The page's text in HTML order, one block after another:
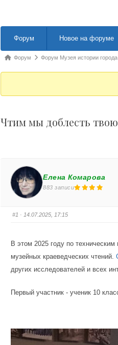
Форум
Новое на форуме
Форум breadcrumbs - Вы здесь:
Форум Форум Музея истории
Чтим мы доблесть
Елена Комарова
883 записи
#1 · 14.07.2025, 17:15
В этом 2025 году по
музейных краеведческих чтений.
других исследователей и всех
Первый участник - ученик 10